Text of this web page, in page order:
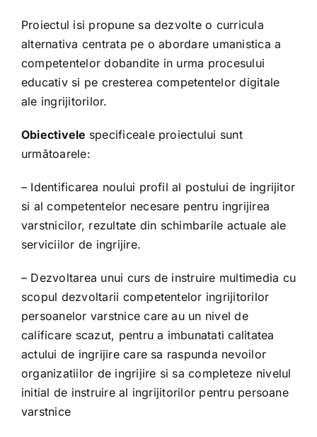
NEW-CARE
BE OLD
TWO MOONS
Sanatatea mintala – Prioritate pe agenda publica!
TENDERNESS FOR LIFE – T4L
PARENTBANK
Proiectul isi propune sa dezvolte o curricula
alternativa centrata pe o abordare umanistica a
competentelor dobandite in urma procesului
educativ si pe cresterea competentelor digitale
ale ingrijitorilor.
Obiectivele specificeale proiectului sunt
următoarele:
– Identificarea noului profil al postului de ingrijitor
si al competentelor necesare pentru ingrijirea
varstnicilor, rezultate din schimbarile actuale ale
serviciilor de ingrijire.
– Dezvoltarea unui curs de instruire multimedia cu
scopul dezvoltarii competentelor ingrijitorilor
persoanelor varstnice care au un nivel de
calificare scazut, pentru a imbunatati calitatea
actului de ingrijire care sa raspunda nevoilor
organizatiilor de ingrijire si sa completeze nivelul
initial de instruire al ingrijitorilor pentru persoane
varstnice